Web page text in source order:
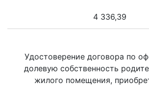
4 336,39
Удостоверение договора по
долевую собственность
жилого помещения,